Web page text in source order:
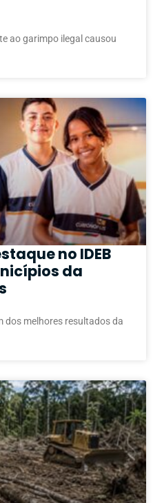
garimpo ilegal causou
no IDEB
da
melhores resultados da